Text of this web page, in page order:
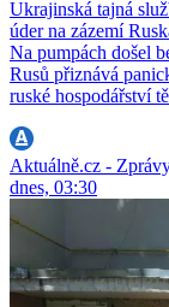
Ukrajinská tajná
úder na zázemí
Na pumpách došel
Rusů přiznává
ruské hospodářství
Aktuálně.cz -
dnes, 03:30